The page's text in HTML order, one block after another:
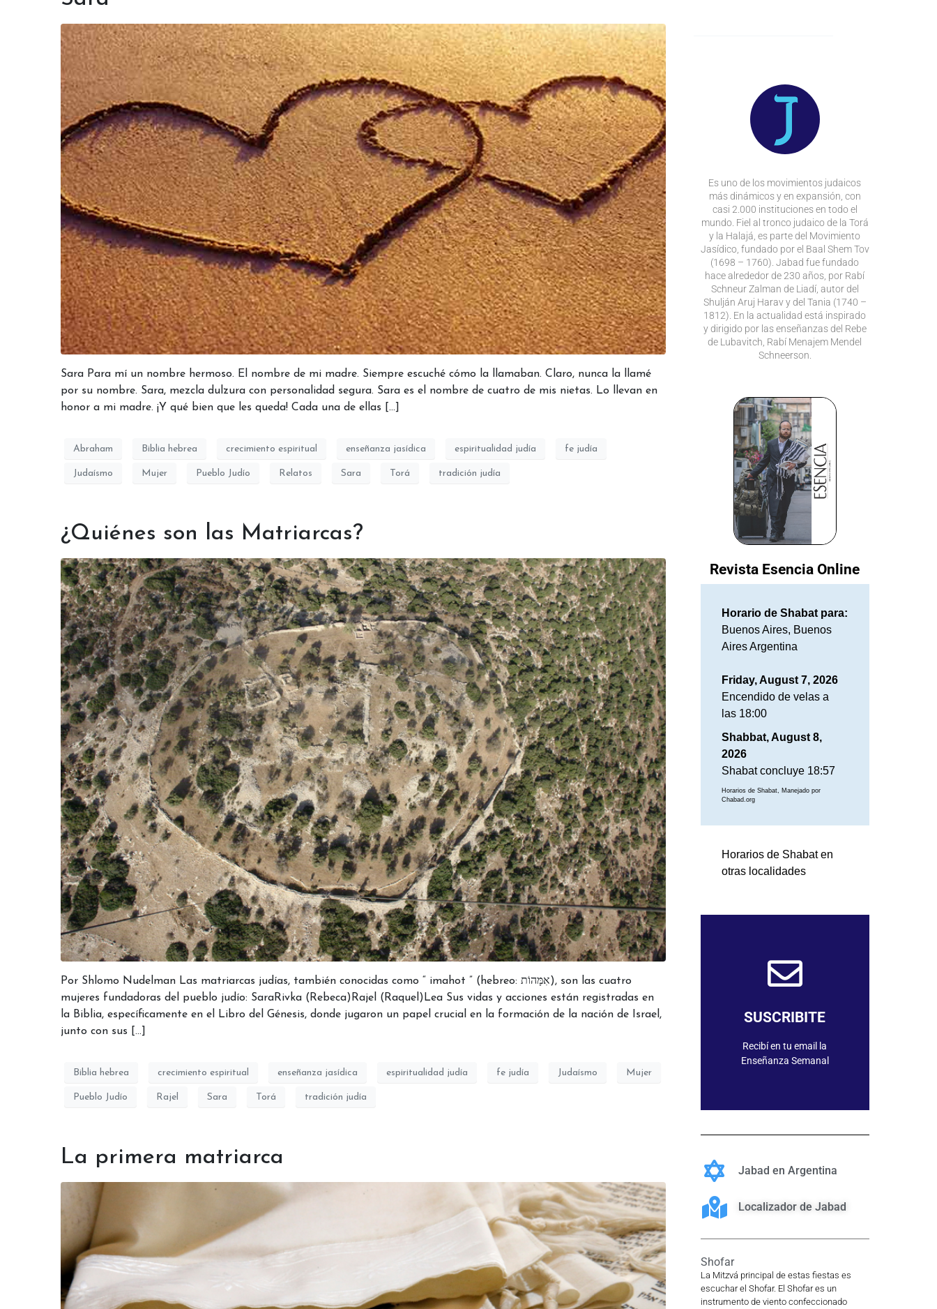
Sara Para mí un nombre hermoso. El nombre de mi madre. Siempre escuché cómo la llamaban. Claro, nunca la llamé
por su nombre. Sara, mezcla dulzura con personalidad segura. Sara es el nombre de cuatro de mis nietas. Lo llevan en
honor a mi madre. ¡Y qué bien que les queda! Cada una de ellas […]
Abraham Biblia hebrea crecimiento espiritual enseñanza jasídica espiritualidad judía fe judía
Judaísmo Mujer Pueblo Judío Relatos Sara Torá tradición judía
¿Quiénes son las Matriarcas?
Por Shlomo Nudelman Las matriarcas judías, también conocidas como “ imahot ” (hebreo: אִמָּהוֹת), son las cuatro
mujeres fundadoras del pueblo judío: SaraRivka (Rebeca)Rajel (Raquel)Lea Sus vidas y acciones están registradas en
la Biblia, específicamente en el Libro del Génesis, donde jugaron un papel crucial en la formación de la nación de Israel,
junto con sus […]
Biblia hebrea crecimiento espiritual enseñanza jasídica espiritualidad judía fe judía Judaísmo Mujer
Pueblo Judío Rajel Sara Torá tradición judía
La primera matriarca
Es uno de los movimientos judaicos
más dinámicos y en expansión, con
casi 2.000 instituciones en todo el
mundo. Fiel al tronco judaico de la Torá
y la Halajá, es parte del Movimiento
Jasídico, fundado por el Baal Shem Tov
(1698 – 1760). Jabad fue fundado
hace alrededor de 230 años, por Rabí
Schneur Zalman de Liadí, autor del
Shulján Aruj Harav y del Tania (1740 –
1812). En la actualidad está inspirado
y dirigido por las enseñanzas del Rebe
de Lubavitch, Rabí Menajem Mendel
Schneerson.
Revista Esencia Online
Horario de Shabat para:
Buenos Aires, Buenos
Aires Argentina
Friday, August 7, 2026
Encendido de velas a
las 18:00
Shabbat, August 8,
2026
Shabat concluye 18:57
Horarios de Shabat, Manejado por
Chabad.org
Horarios de Shabat en
otras localidades
SUSCRIBITE
Recibí en tu email la
Enseñanza Semanal
SUSCRIBIRME
Jabad en Argentina
Localizador de Jabad
Shofar
La Mitzvá principal de estas fiestas es
escuchar el Shofar. El Shofar es un
instrumento de viento confeccionado